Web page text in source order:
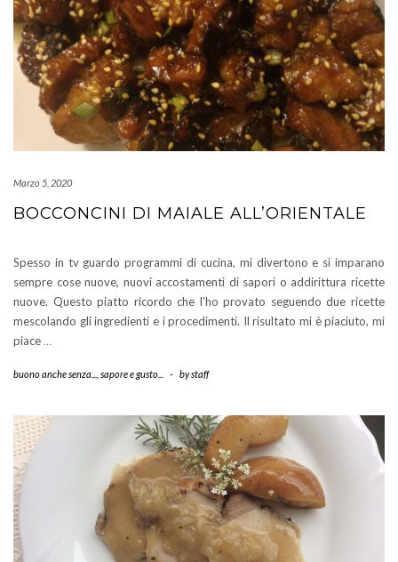
Marzo 5, 2020
BOCCONCINI DI MAIALE ALL’ORIENTALE
Spesso in tv guardo programmi di cucina, mi divertono e si imparano
sempre cose nuove, nuovi accostamenti di sapori o addirittura ricette
nuove. Questo piatto ricordo che l’ho provato seguendo due ricette
mescolando gli ingredienti e i procedimenti. Il risultato mi è piaciuto, mi
piace …
buono anche senza... sapore e gusto... - bystaff